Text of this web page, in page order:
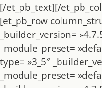
[/et_pb_text][/
[et_pb_row
_builder_version=
_module_preset=
type= »3_5″
_module_preset=